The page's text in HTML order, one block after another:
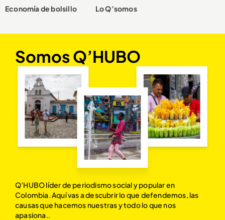
Economía de bolsillo Lo Q’somos
Somos Q’HUBO
Q’HUBO líder de periodismo social y popular en
Colombia. Aquí vas a descubrir lo que defendemos, las
causas que hacemos nuestras y todo lo que nos
apasiona..